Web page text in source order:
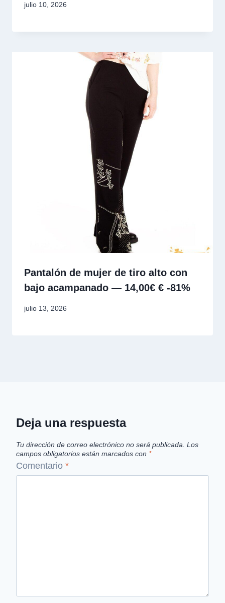
julio 10, 2026
Pantalón de mujer de tiro alto con
bajo acampanado — 14,00€ € -81%
julio 13, 2026
Deja una respuesta
Tu dirección de correo electrónico no será publicada. Los
campos obligatorios están marcados con *
Comentario *